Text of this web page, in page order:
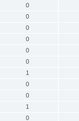
0
0
0
0
0
0
1
0
0
1
0